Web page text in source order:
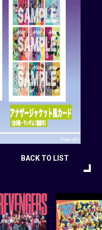
BACK TO LIST